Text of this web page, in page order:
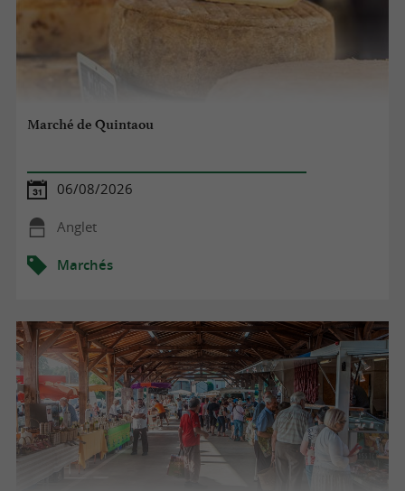
Marché de Quintaou
06/08/2026
Anglet
Marchés